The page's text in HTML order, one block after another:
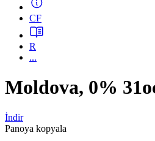
CF
R
...
Moldova, 0%
İndir
Panoya kopyala